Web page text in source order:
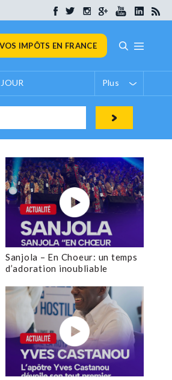
IMPÔTS EN FRANCE
Plus
Sanjola – En Choeur: un temps
d’adoration inoubliable